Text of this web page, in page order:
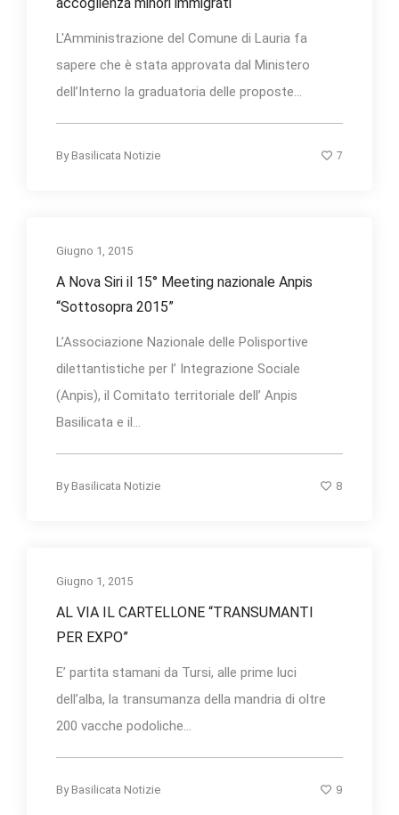
L'Amministrazione del ‪Comune di Lauria‬ fa
sapere che è stata approvata dal Ministero
dell’Interno la graduatoria delle proposte...
By Basilicata Notizie 7
Giugno 1, 2015
A Nova Siri il 15° Meeting nazionale Anpis
“Sottosopra 2015”
L’Associazione Nazionale delle Polisportive
dilettantistiche per l’ Integrazione Sociale
(Anpis), il Comitato territoriale dell’ Anpis
Basilicata e il...
By Basilicata Notizie 8
Giugno 1, 2015
AL VIA IL CARTELLONE “TRANSUMANTI
PER EXPO”
E’ partita stamani da Tursi, alle prime luci
dell’alba, la transumanza della mandria di oltre
200 vacche podoliche...
By Basilicata Notizie 9